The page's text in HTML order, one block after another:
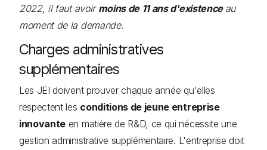
2022, il faut ​​avoir moins de 11 ans d'existence au
moment de la demande.
Charges administratives
supplémentaires
Les JEI doivent prouver chaque année qu'elles
respectent les conditions de jeune entreprise
innovante en matière de R&D, ce qui nécessite une
gestion administrative supplémentaire. L'entreprise doit